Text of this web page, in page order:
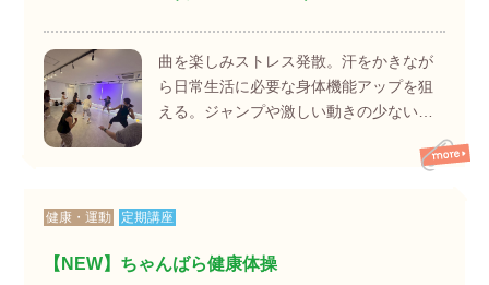
曲を楽しみストレス発散。汗をかきなが
ら日常生活に必要な身体機能アップを狙
える。ジャンプや激しい動きの少ない…
健康・運動 定期講座
【NEW】ちゃんばら健康体操